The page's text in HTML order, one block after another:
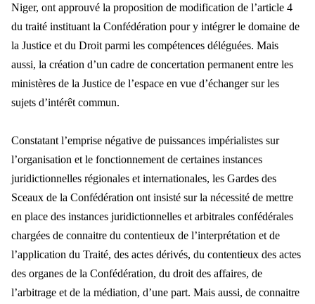
Niger, ont approuvé la proposition de modification de l’article 4
du traité instituant la Confédération pour y intégrer le domaine de
la Justice et du Droit parmi les compétences déléguées. Mais
aussi, la création d’un cadre de concertation permanent entre les
ministères de la Justice de l’espace en vue d’échanger sur les
sujets d’intérêt commun.
Constatant l’emprise négative de puissances impérialistes sur
l’organisation et le fonctionnement de certaines instances
juridictionnelles régionales et internationales, les Gardes des
Sceaux de la Confédération ont insisté sur la nécessité de mettre
en place des instances juridictionnelles et arbitrales confédérales
chargées de connaitre du contentieux de l’interprétation et de
l’application du Traité, des actes dérivés, du contentieux des actes
des organes de la Confédération, du droit des affaires, de
l’arbitrage et de la médiation, d’une part. Mais aussi, de connaitre